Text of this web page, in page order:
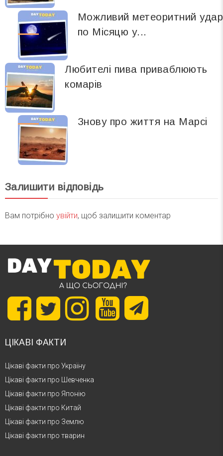
Можливий метеоритний удар
по Місяцю у...
Любителі пива приваблюють
комарів
Знову про життя на Марсі
Залишити відповідь
Вам потрібно увійти, щоб залишити коментар
ЦІКАВІ ФАКТИ
Цікаві факти про Україну
Цікаві факти про Шевченка
Цікаві факти про Японію
Цікаві факти про Китай
Цікаві факти про Землю
Цікаві факти про тварин